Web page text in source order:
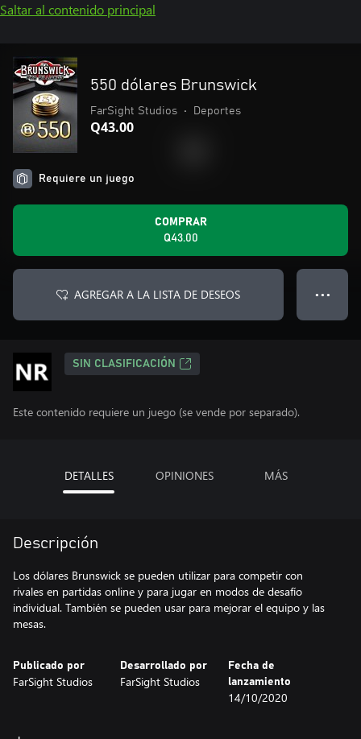
Saltar al contenido principal
550 dólares Brunswick
FarSight Studios • Deportes
Q43.00
Requiere un juego
COMPRAR
Q43.00
AGREGAR A LA LISTA DE DESEOS ● ● ●
SIN CLASIFICACIÓN
Este contenido requiere un juego (se vende por separado).
DETALLES OPINIONES MÁS
Descripción
Los dólares Brunswick se pueden utilizar para competir con
rivales en partidas online y para jugar en modos de desafío
individual. También se pueden usar para mejorar el equipo y las
mesas.
Publicado por
FarSight Studios
Desarrollado por
FarSight Studios
Fecha de
lanzamiento
14/10/2020